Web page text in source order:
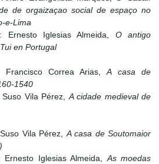
de orgaizaçao social de espaço no
e-Lima
Ernesto Iglesias Almeida, O antigo
en Portugal
Francisco Correa Arias,A casa de
1540
Suso Vila Pérez,A cidade medieval de
Vila Pérez,A casa de Soutomaior
Ernesto Iglesias Almeida,As moedas